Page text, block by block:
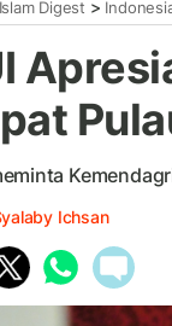
Islam Digest >
Ichsan